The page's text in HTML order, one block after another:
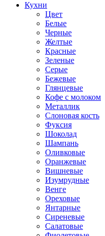
Кухни
Цвет
Белые
Черные
Желтые
Красные
Зеленые
Серые
Бежевые
Глянцевые
Кофе с молоком
Металлик
Слоновая кость
Фуксия
Шоколад
Шампань
Оливковые
Оранжевые
Вишневые
Изумрудные
Венге
Ореховые
Янтарные
Сиреневые
Салатовые